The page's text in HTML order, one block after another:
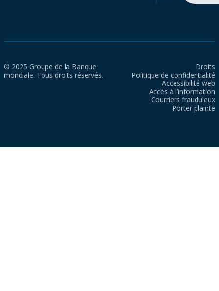
© 2025 Groupe de la Banque
mondiale. Tous droits réservés.
Droits
Politique de confidentialité
Accessibilité web
Accès à l’information
Courriers frauduleux
Porter plainte